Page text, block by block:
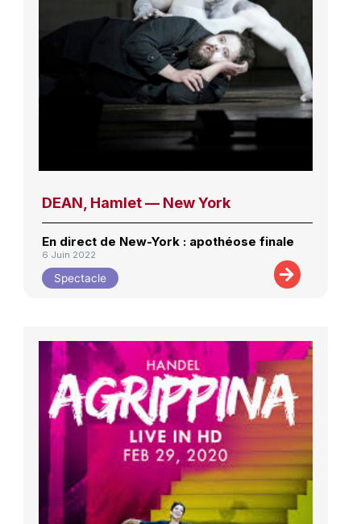
DEAN, Hamlet — New York
En direct de New-York : apothéose finale
6 Juin 2022
Spectacle